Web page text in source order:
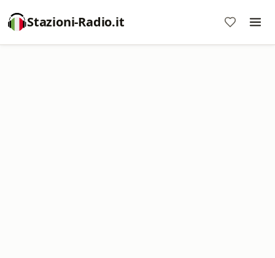
Stazioni-Radio.it